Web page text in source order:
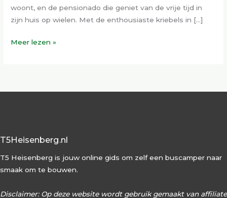
woont, en de pensionado die geniet van de vrije tijd in
zijn huis op wielen. Met de enthousiaste kriebels in […]
Meer lezen »
T5Heisenberg.nl
T5 Heisenberg is jouw online gids om zelf een buscamper naar
smaak om te bouwen.
Disclaimer: Op deze website wordt gebruik gemaakt van affiliate